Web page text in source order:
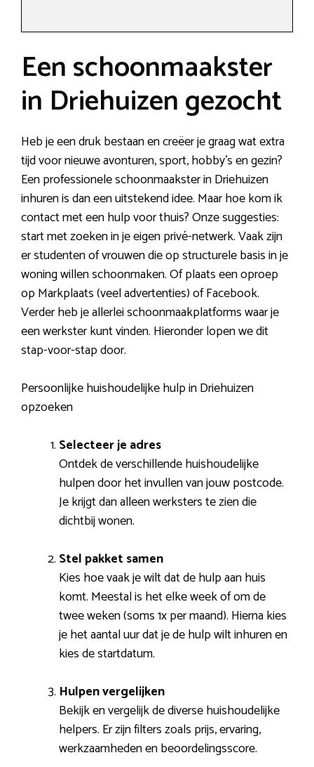
Een schoonmaakster
in Driehuizen gezocht
Heb je een druk bestaan en creëer je graag wat extra
tijd voor nieuwe avonturen, sport, hobby’s en gezin?
Een professionele schoonmaakster in Driehuizen
inhuren is dan een uitstekend idee. Maar hoe kom ik
contact met een hulp voor thuis? Onze suggesties:
start met zoeken in je eigen privé-netwerk. Vaak zijn
er studenten of vrouwen die op structurele basis in je
woning willen schoonmaken. Of plaats een oproep
op Markplaats (veel advertenties) of Facebook.
Verder heb je allerlei schoonmaakplatforms waar je
een werkster kunt vinden. Hieronder lopen we dit
stap-voor-stap door.
Persoonlijke huishoudelijke hulp in Driehuizen
opzoeken
Selecteer je adres
Ontdek de verschillende huishoudelijke
hulpen door het invullen van jouw postcode.
Je krijgt dan alleen werksters te zien die
dichtbij wonen.
Stel pakket samen
Kies hoe vaak je wilt dat de hulp aan huis
komt. Meestal is het elke week of om de
twee weken (soms 1x per maand). Hierna kies
je het aantal uur dat je de hulp wilt inhuren en
kies de startdatum.
Hulpen vergelijken
Bekijk en vergelijk de diverse huishoudelijke
helpers. Er zijn filters zoals prijs, ervaring,
werkzaamheden en beoordelingsscore.